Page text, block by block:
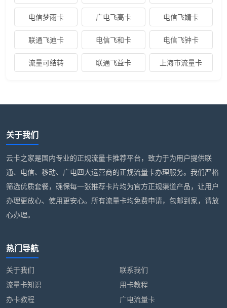
电信梦雨卡 广电飞高卡 电信飞婧卡
联通飞迪卡 电信飞和卡 电信飞钟卡
流量可结转 联通飞益卡 上海市流量卡
关于我们
云卡之家是国内专业的正规流量卡推荐平台，致力于为用户提供联
通、电信、移动、广电四大运营商的正规流量卡办理服务。我们严格
筛选优质套餐，确保每一张推荐卡片均为官方正规渠道产品，让用户
办理更放心、使用更安心。所有流量卡均免费申请，包邮到家，请放
心办理。
热门导航
关于我们
联系我们
流量卡知识
用卡教程
办卡教程
广电流量卡